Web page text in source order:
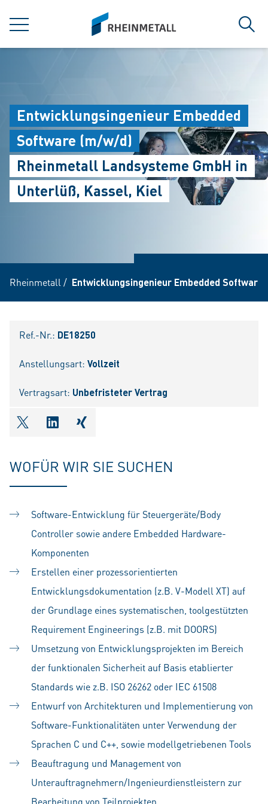
MENÜ
siteLogo
Entwicklungsingenieur Embedded
Software (m/w/d)
Rheinmetall Landsysteme GmbH in
Unterlüß, Kassel, Kiel
Rheinmetall / Entwicklungsingenieur Embedded Software
Ref.-Nr.: DE18250
Anstellungsart: Vollzeit
Vertragsart: Unbefristeter Vertrag
shareOntwitter
shareOnlinkedIn
shareOnxing
WOFÜR WIR SIE SUCHEN
Software-Entwicklung für Steuergeräte/Body
Controller sowie andere Embedded Hardware-
Komponenten
Erstellen einer prozessorientierten
Entwicklungsdokumentation (z.B. V-Modell XT) auf
der Grundlage eines systematischen, toolgestützten
Requirement Engineerings (z.B. mit DOORS)
Umsetzung von Entwicklungsprojekten im Bereich
der funktionalen Sicherheit auf Basis etablierter
Standards wie z.B. ISO 26262 oder IEC 61508
Entwurf von Architekturen und Implementierung von
Software-Funktionalitäten unter Verwendung der
Sprachen C und C++, sowie modellgetriebenen Tools
Beauftragung und Management von
Unterauftragnehmern/Ingenieurdienstleistern zur
Bearbeitung von Teilprojekten